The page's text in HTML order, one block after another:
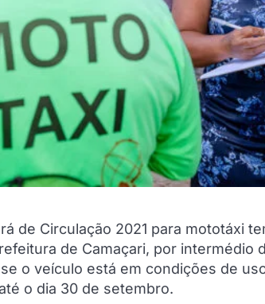
de Circulação 2021 para mototáxi
de Camaçari, por intermédio
o veículo está em condições de
o dia 30 de setembro.